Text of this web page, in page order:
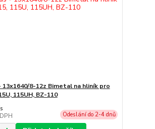
13x1640/8-12z Bimetal na hliník pro
115UH, BZ-110
Odeslání do 2-4 dnů